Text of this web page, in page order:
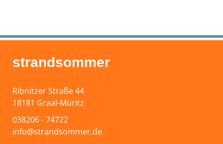
strandsommer
Ribnitzer Straße 44
18181 Graal-Müritz
038206 - 74722
info@strandsommer.de